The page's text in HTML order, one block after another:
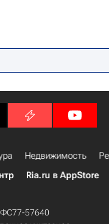
Недвижимость
Ria.ru в AppStore
ФС77-57640